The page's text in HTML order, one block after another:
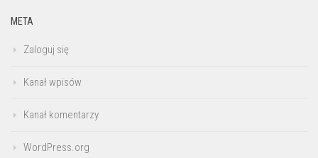
META
Zaloguj się
Kanał wpisów
Kanał komentarzy
WordPress.org